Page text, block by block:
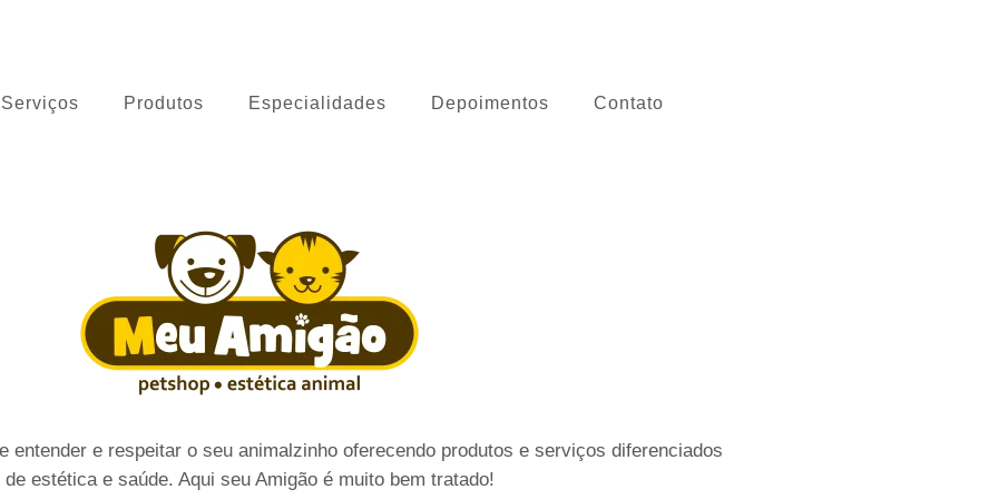
Serviços Produtos Especialidades Depoimentos Contato
entender e respeitar o seu animalzinho oferecendo produtos e serviços diferenciados
de estética e saúde. Aqui seu Amigão é muito bem tratado!